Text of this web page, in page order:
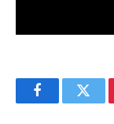
Facebook